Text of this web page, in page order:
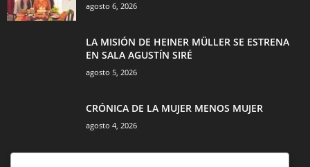
agosto 6, 2026
LA MISIÓN DE HEINER MÜLLER SE ESTRENA
EN SALA AGUSTÍN SIRÉ
agosto 5, 2026
CRÓNICA DE LA MUJER MENOS MUJER
agosto 4, 2026